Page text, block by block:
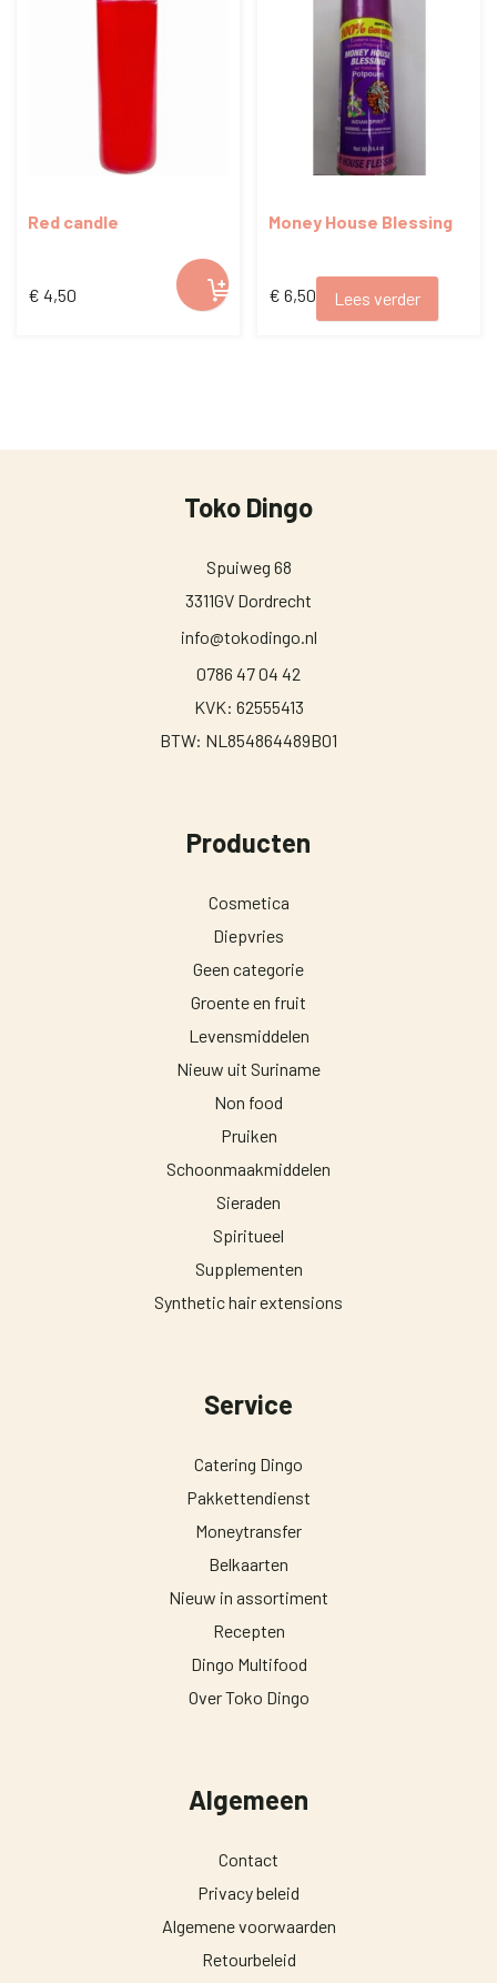
Red candle
€ 4,50
Money House Blessing
€ 6,50 Lees verder
Toko Dingo
Spuiweg 68
3311GV Dordrecht
info@tokodingo.nl
0786 47 04 42
KVK: 62555413
BTW: NL854864489B01
Producten
Cosmetica
Diepvries
Geen categorie
Groente en fruit
Levensmiddelen
Nieuw uit Suriname
Non food
Pruiken
Schoonmaakmiddelen
Sieraden
Spiritueel
Supplementen
Synthetic hair extensions
Service
Catering Dingo
Pakkettendienst
Moneytransfer
Belkaarten
Nieuw in assortiment
Recepten
Dingo Multifood
Over Toko Dingo
Algemeen
Contact
Privacy beleid
Algemene voorwaarden
Retourbeleid